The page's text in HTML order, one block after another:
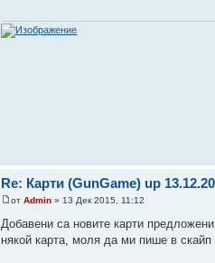
Re: Карти (GunGame) up
отAdmin » 13 Дек 2015, 11:12
Добавени са новите карти
някой карта, моля да ми пише в